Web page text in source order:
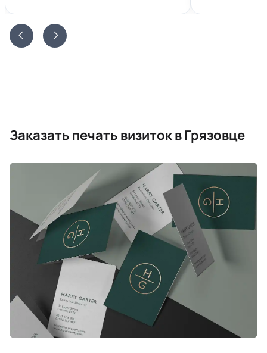
Заказать печать визиток в Грязовце